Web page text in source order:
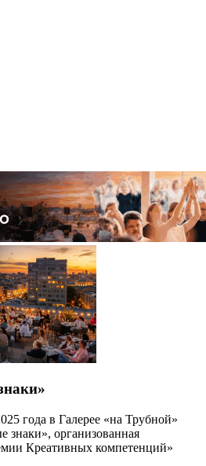
года в Галерее «на Трубной»
знаки», организованная
Креативных компетенций»